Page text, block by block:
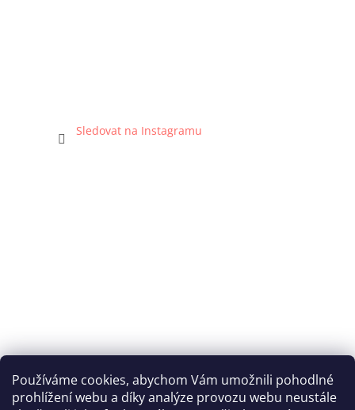
Používáme cookies, abychom Vám umožnili pohodlné
prohlížení webu a díky analýze provozu webu neustále
Sledovat na Instagramu
Katka Hromasová Foto